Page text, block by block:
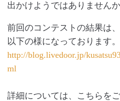
出かけようではありませんか
前回のコンテストの結果は、
以下の様になっております。
http://blog.livedoor.jp/
ml
詳細については、こちらをご